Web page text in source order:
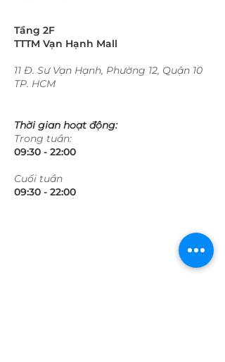
Tầng 2F
TTTM Vạn Hạnh Mall
11 Đ. Sư Vạn Hạnh, Phường 12, Quận 10
TP. HCM
Thời gian hoạt động:
Trong tuần:
09:30 - 22:00​​​
​Cuối tuần
09:30 - 22:00​​​